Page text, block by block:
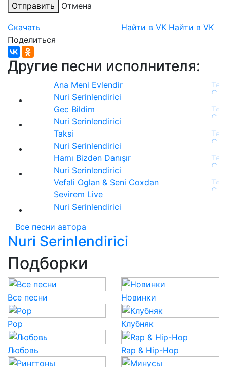
Отправить Отмена
Скачать Найти в VK Найти в VK
Поделиться
Другие песни исполнителя:
Ana Meni Evlendir
Nuri Serinlendirici
Gec Bildim
Nuri Serinlendirici
Taksi
Nuri Serinlendirici
Hamı Bizdən Danışır
Nuri Serinlendirici
Vefali Oglan & Seni Coxdan
Sevirem Live
Nuri Serinlendirici
Все песни автора
Nuri Serinlendirici
Подборки
Все песни Новинки
Pop Клубняк
Любовь Rap & Hip-Hop